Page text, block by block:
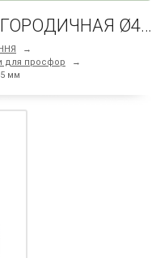
Печать для просфор БОГОРОДИЧНАЯ Ø45 мм
→
для просфор
→
мм